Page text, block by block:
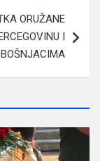
ORUŽANE
I